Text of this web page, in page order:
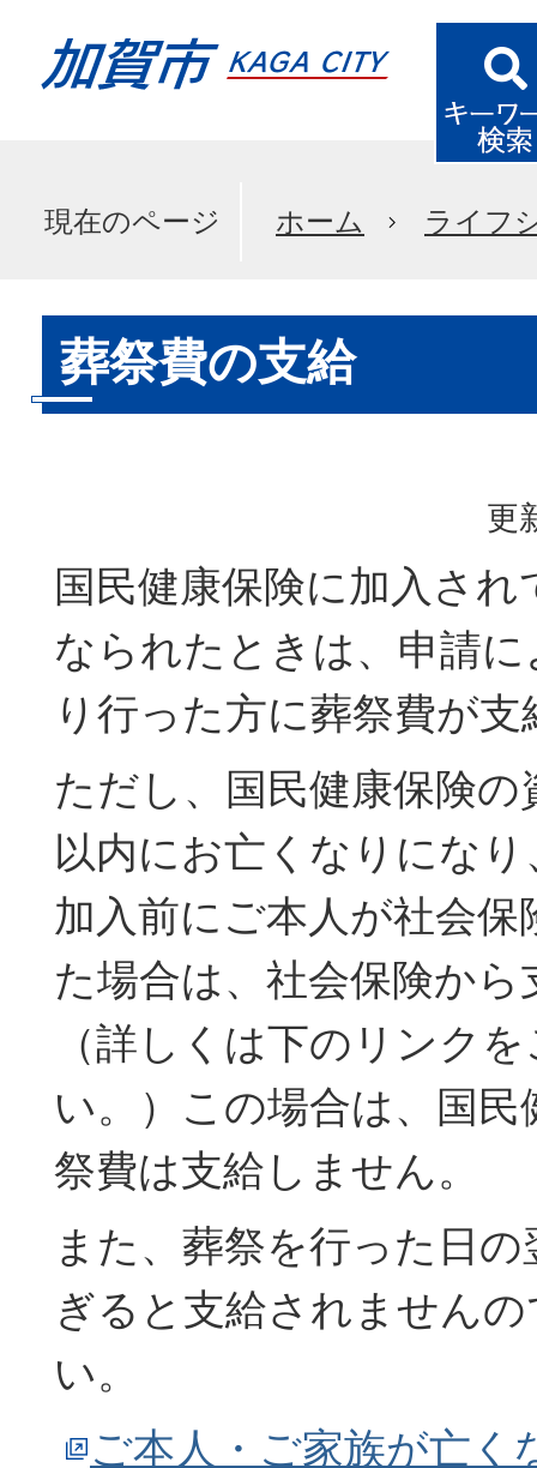
現在のページ ホーム ライフ
葬祭費の支給
更
国民健康保険に加入さ
なられたときは、申請
り行った方に葬祭費が
ただし、国民健康保険の
以内にお亡くなりにな
加入前にご本人が社会
た場合は、社会保険か
（詳しくは下のリンク
い。）この場合は、国民
祭費は支給しません。
また、葬祭を行った日
ぎると支給されません
い。
ご本人・ご家族が亡く